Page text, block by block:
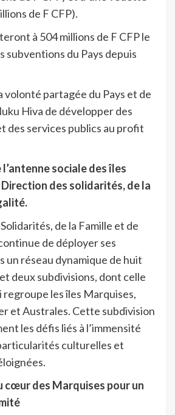
de F CFP).
à 504 millions de F CFP le
subventions du Pays depuis
volonté partagée du Pays et de
Hiva de développer des
des services publics au profit
sociale des îles
des solidarités, de la
de la Famille et de
de déployer ses
un réseau dynamique de huit
deux subdivisions, dont celle
regroupe les îles Marquises,
et Australes. Cette subdivision
les défis liés à l’immensité
culturelles et
cœur des Marquises pour un